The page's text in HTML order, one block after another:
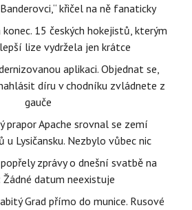
křičel na ně fanaticky
konec. 15 českých hokejistů, kterým
lize vydržela jen krátce
aplikaci. Objednat se,
díru v chodníku zvládnete z
gauče
prapor Apache srovnal se zemí
u Lysičansku. Nezbylo vůbec nic
zprávy o dnešní svatbě na
Žádné datum neexistuje
Grad přímo do munice. Rusové